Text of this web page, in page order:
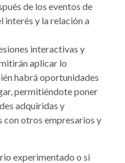
de los eventos de
interés y la relación a
interactivas y
aplicar lo
habrá oportunidades
permitiéndote poner
adquiridas y
con otros empresarios y
experimentado o si